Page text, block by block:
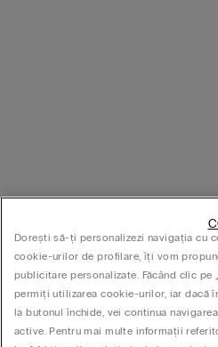
Dorești să-ți personalizezi navigația cu
cookie-urilor de profilare, îți vom
publicitare personalizate. Făcând clic pe
permiți utilizarea cookie-urilor, iar dacă
la butonul închide, vei continua
active. Pentru mai multe informații